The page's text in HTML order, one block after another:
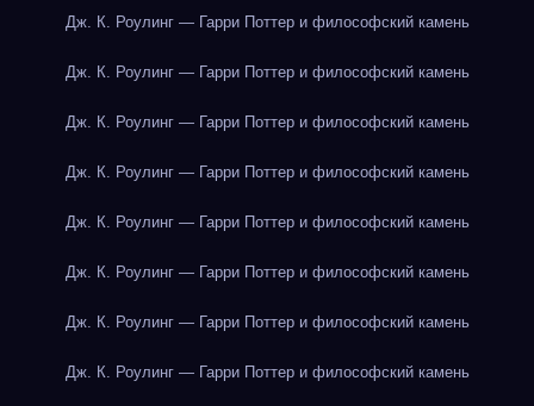
Дж. К. Роулинг — Гарри Поттер и философский камень
Дж. К. Роулинг — Гарри Поттер и философский камень
Дж. К. Роулинг — Гарри Поттер и философский камень
Дж. К. Роулинг — Гарри Поттер и философский камень
Дж. К. Роулинг — Гарри Поттер и философский камень
Дж. К. Роулинг — Гарри Поттер и философский камень
Дж. К. Роулинг — Гарри Поттер и философский камень
Дж. К. Роулинг — Гарри Поттер и философский камень